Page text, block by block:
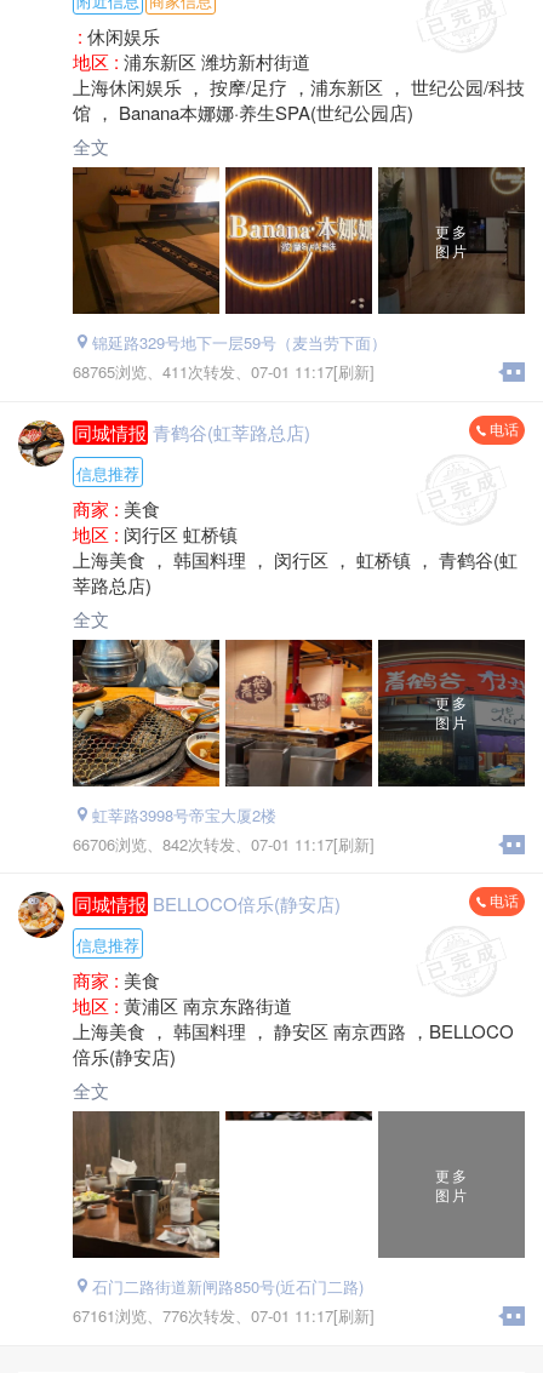
: 休闲娱乐
地区 : 浦东新区 潍坊新村街道
上海休闲娱乐 ， 按摩/足疗 ，浦东新区 ， 世纪公园/科技
馆 ， Banana本娜娜·养生SPA(世纪公园店)
全文
更多
图片
锦延路329号地下一层59号（麦当劳下面）
68765浏览、 411次转发、 07-01 11:17[刷新]
同城情报 青鹤谷(虹莘路总店) 电话
信息推荐
商家 : 美食
地区 : 闵行区 虹桥镇
上海美食 ， 韩国料理 ， 闵行区 ， 虹桥镇 ， 青鹤谷(虹
莘路总店)
全文
更多
图片
虹莘路3998号帝宝大厦2楼
66706浏览、 842次转发、 07-01 11:17[刷新]
同城情报 BELLOCO倍乐(静安店) 电话
信息推荐
商家 : 美食
地区 : 黄浦区 南京东路街道
上海美食 ， 韩国料理 ， 静安区 南京西路 ，BELLOCO
倍乐(静安店)
全文
更多
图片
石门二路街道新闸路850号(近石门二路)
67161浏览、 776次转发、 07-01 11:17[刷新]